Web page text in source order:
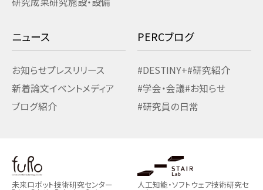
ニュース
お知らせプレスリリース
新着論文イベントメディア
ブログ紹介
PERCブログ
#DESTINY+#研究紹介
#学会・会議#お知らせ
#研究員の日常
未来ロボット技術研究センター 人工知能・ソフトウェア技術研究セ